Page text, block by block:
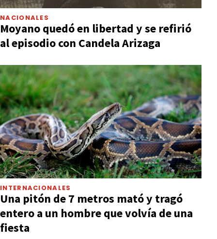
NACIONALES
Moyano quedó en libertad y se refirió
al episodio con Candela Arizaga
INTERNACIONALES
Una pitón de 7 metros mató y tragó
entero a un hombre que volvía de una
fiesta